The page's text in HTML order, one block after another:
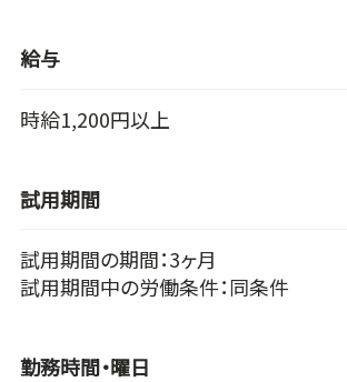
給与
時給1,200円以上
試用期間
試用期間の期間：3ヶ月
試用期間中の労働条件：同条件
勤務時間・曜日